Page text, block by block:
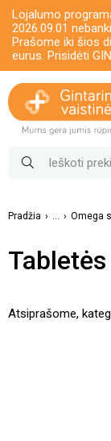
Lojalumo
2026.09.01
Prašome iki šios
eurus. Prisidėti
Pradžia ... Omega
Tabletės
Atsiprašome,